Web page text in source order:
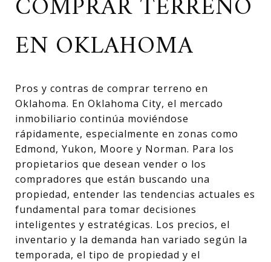
EN OKLAHOMA
Pros y contras de comprar terreno en
Oklahoma. En Oklahoma City, el mercado
inmobiliario continúa moviéndose
rápidamente, especialmente en zonas como
Edmond, Yukon, Moore y Norman. Para los
propietarios que desean vender o los
compradores que están buscando una
propiedad, entender las tendencias actuales es
fundamental para tomar decisiones
inteligentes y estratégicas. Los precios, el
inventario y la demanda han variado según la
temporada, el tipo de propiedad y el